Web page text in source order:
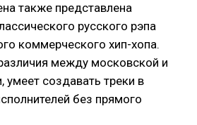
также представлена
русского рэпа
коммерческого хип-хопа.
между московской и
умеет создавать треки в
без прямого